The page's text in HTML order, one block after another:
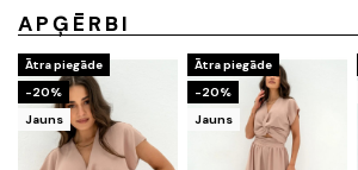
APĢĒRBI
Ātra piegāde
-20%
Jauns
Ātra piegāde
-20%
Jauns